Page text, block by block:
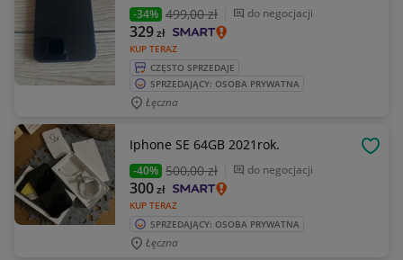
-34% 499,00 zł do negocjacji
KUP TERAZ
329zł
CZĘSTO SPRZEDAJE
SPRZEDAJĄCY: OSOBA PRYWATNA
Łęczna
Iphone SE 64GB 2021rok.
-40% 500,00 zł do negocjacji
KUP TERAZ
300zł
SPRZEDAJĄCY: OSOBA PRYWATNA
Łęczna